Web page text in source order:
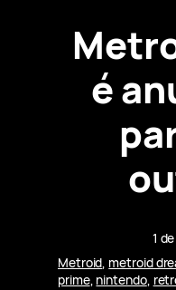
é
1
Metroid, metroid
prime, nintendo,